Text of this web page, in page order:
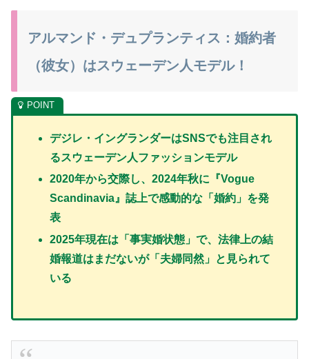
アルマンド・デュプランティス：婚約者
（彼女）はスウェーデン人モデル！
デジレ・イングランダーはSNSでも注目され
るスウェーデン人ファッションモデル
2020年から交際し、2024年秋に 『Vogue
Scandinavia』誌上で感動的な「婚約」を発
表
2025年現在は「事実婚状態」で、法律上の結
婚報道はまだないが「夫婦同然」と見られて
いる